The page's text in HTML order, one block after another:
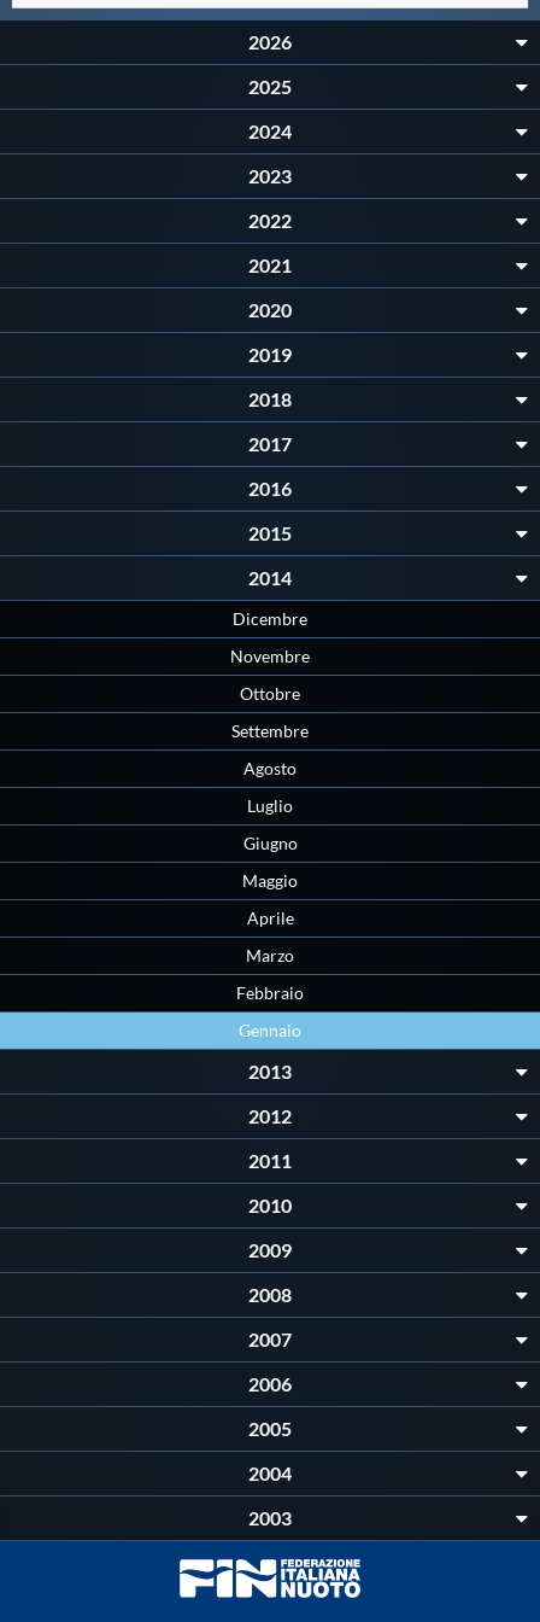
Formazione
GUG
Propaganda
Centri Federali
Protezione Civile
Qualità
Sostenibilità
Privacy
Cookie Policy
Archivio News
Flash News
Intranet
Mappa del sito
2026
2025
2024
2023
2022
2021
2020
2019
2018
2017
2016
2015
2014
Dicembre
Novembre
Ottobre
Settembre
Agosto
Luglio
Giugno
Maggio
Aprile
Marzo
Febbraio
Gennaio
2013
2012
2011
2010
2009
2008
2007
2006
2005
2004
2003